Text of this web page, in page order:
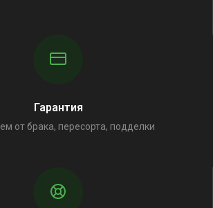
Гарантия
от брака, пересорта, подделки